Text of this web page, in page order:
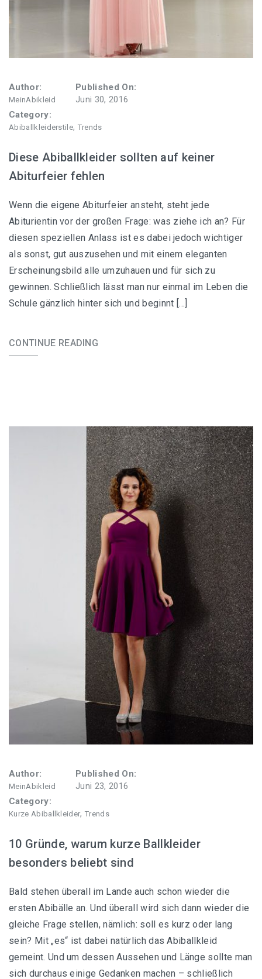
Abiballkleid in Schwarz
Abiballkleider mit Ärmeln
Asymmetrische Abiballkleider
Abiballkleider für Mollige
Bodenlange Abiballkleider
Figurbetonte Abiballkleider
Kurze Abiballkleider
Lange Abiballkleider
Abiballkleid in Hamburg
Seidenkleider
Author:
MeinAbikleid
Published On:
Juni 30, 2016
Category:
Abiballkleiderstile, Trends
Diese Abiballkleider sollten auf keiner
Abiturfeier fehlen
Wenn die eigene Abiturfeier ansteht, steht jede
Abiturientin vor der großen Frage: was ziehe ich an? Für
diesen speziellen Anlass ist es dabei jedoch wichtiger
als sonst, gut auszusehen und mit einem eleganten
Erscheinungsbild alle umzuhauen und für sich zu
gewinnen. Schließlich lässt man nur einmal im Leben die
Schule gänzlich hinter sich und beginnt […]
CONTINUE READING
Author:
MeinAbikleid
Published On:
Juni 23, 2016
Category:
Kurze Abiballkleider,Trends
10 Gründe, warum kurze Ballkleider
besonders beliebt sind
Bald stehen überall im Lande auch schon wieder die
ersten Abibälle an. Und überall wird sich dann wieder die
gleiche Frage stellen, nämlich: soll es kurz oder lang
sein? Mit „es“ ist dabei natürlich das Abiballkleid
gemeint. Und um dessen Aussehen und Länge sollte man
sich durchaus einige Gedanken machen – schließlich